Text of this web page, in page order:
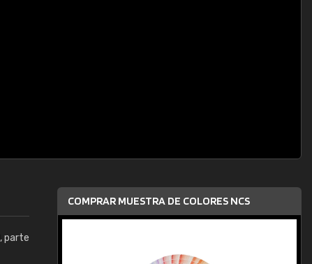
, parte
COMPRAR MUESTRA DE COLORES NCS